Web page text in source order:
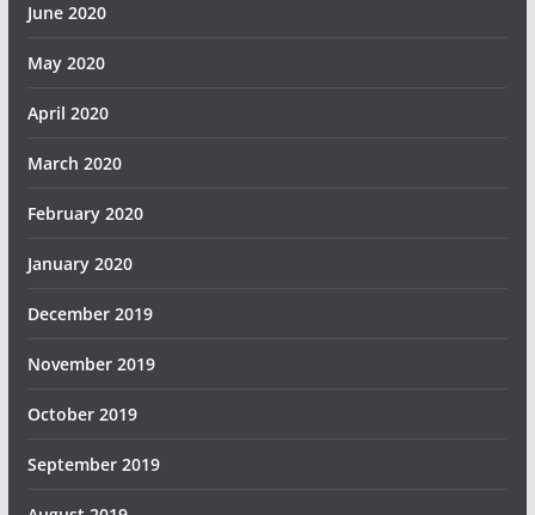
June 2020
May 2020
April 2020
March 2020
February 2020
January 2020
December 2019
November 2019
October 2019
September 2019